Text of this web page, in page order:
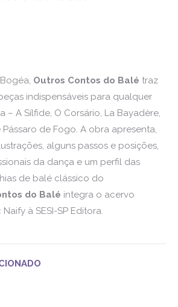
Outros Contos do Balé traz
indispensáveis para qualquer
– A Sílfide, O Corsário, La Bayadère,
de Fogo. A obra apresenta,
alguns passos e posições,
da dança e um perfil das
de balé clássico do
do Balé integra o acervo
à SESI-SP Editora.